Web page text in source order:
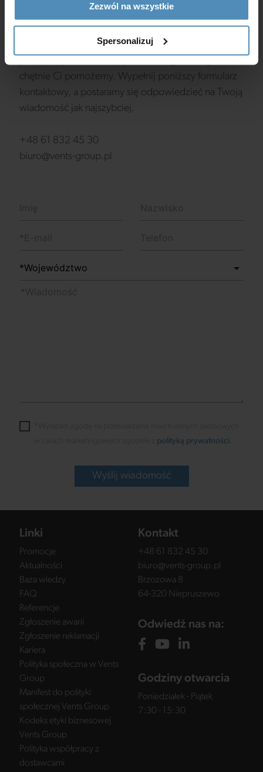
Zezwól na wszystkie
Spersonalizuj
Masz pytania?
chętnie Ci pomożemy. Wypełnij poniższy formularz
kontaktowy, a postaramy się odpowiedzieć na Twoją
wiadomość jak najszybciej.
+48 61 832 45 30
biuro@vents-group.pl
polityką prywatności
Wyślij wiadomość
Linki
Promocje
Aktualności
Baza wiedzy
FAQ
Referencje
Zgłoszenie awarii
Zgłoszenie reklamacji
Kariera
Polityka społeczna w Vents
Group
Manifest do polityki
społecznej Vents Group
Kodeks etyki biznesowej
Vents Group
Polityka współpracy z
dostawcami
Kontakt
+48 61 832 45 30
biuro@vents-group.pl
Brzozowa 8
64-320 Niepruszewo
Odwiedź nas na:
Godziny otwarcia
Poniedziałek - Piątek
7:30 - 15:30